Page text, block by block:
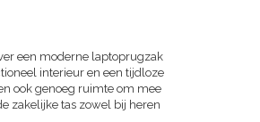
een moderne laptoprugzak
interieur en een tijdloze
ook genoeg ruimte om mee
zakelijke tas zowel bij heren